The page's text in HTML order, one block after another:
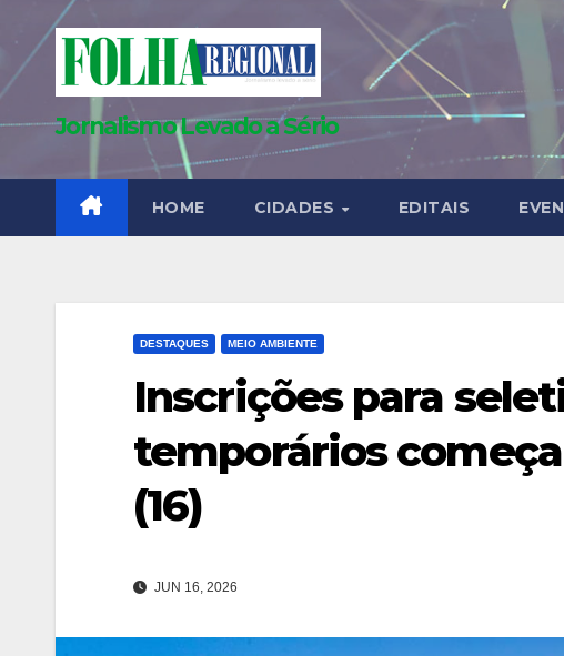
content
Jornalismo Levado a Sério
HOME CIDADES EDITAIS
DESTAQUES MEIO AMBIENTE
Inscrições para
temporários
(16)
JUN 16, 2026